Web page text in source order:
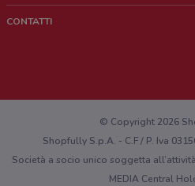
Lavora con noi
Richieste commerciali e marketing
CONTATTI
Hai un malfunzionamento sul web o
© Copyright 2026
Shopfully S.p.A. - C.F / P. Iva
Società a socio unico soggetta
MEDIA Central